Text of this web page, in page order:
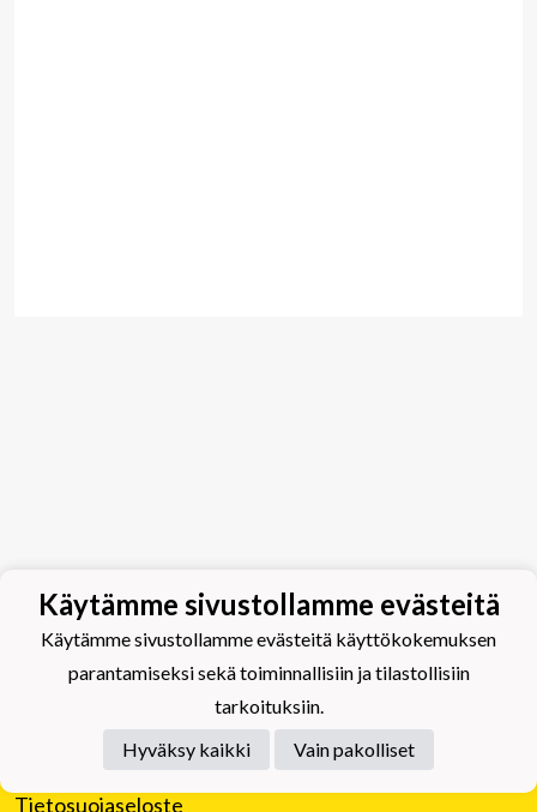
Tietosuojaseloste
Käytämme sivustollamme evästeitä
Käytämme sivustollamme evästeitä käyttökokemuksen
parantamiseksi sekä toiminnallisiin ja tilastollisiin
tarkoituksiin.
Hyväksy kaikki
Vain pakolliset